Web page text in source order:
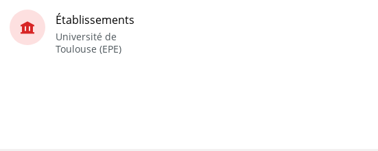
Établissements
Université de
Toulouse (EPE)